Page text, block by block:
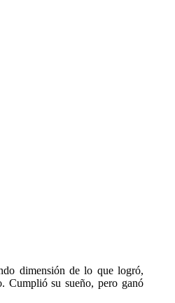
dimensión de lo que logró,
Cumplió su sueño, pero ganó